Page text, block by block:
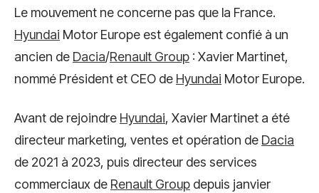
Le mouvement ne concerne pas que la France.
Hyundai Motor Europe est également confié à un
ancien de Dacia/Renault Group : Xavier Martinet,
nommé Président et CEO de Hyundai Motor Europe.
Avant de rejoindre Hyundai, Xavier Martinet a été
directeur marketing, ventes et opération de Dacia
de 2021 à 2023, puis directeur des services
commerciaux de Renault Group depuis janvier